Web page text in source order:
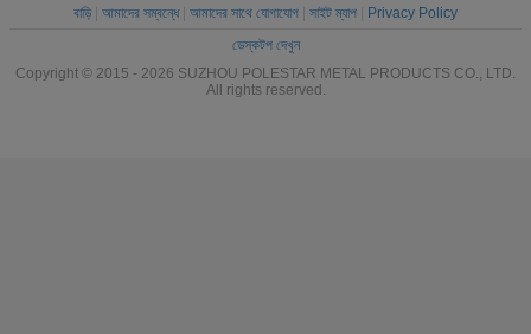
বাড়ি| আমাদের সম্বন্ধে| আমাদের সাথে যোগাযোগ সাইট ম্যাপ
Privacy Policy
ডেস্কটপ দেখুন
Copyright © 2015 - 2026 SUZHOU POLESTAR METAL PRODUCTS CO., LTD.
All rights reserved.